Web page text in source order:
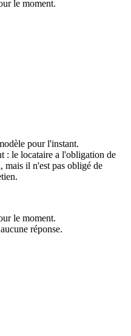
le moment.
pour l'instant.
: le locataire a l'obligation de
mais il n'est pas obligé de
le moment.
réponse.